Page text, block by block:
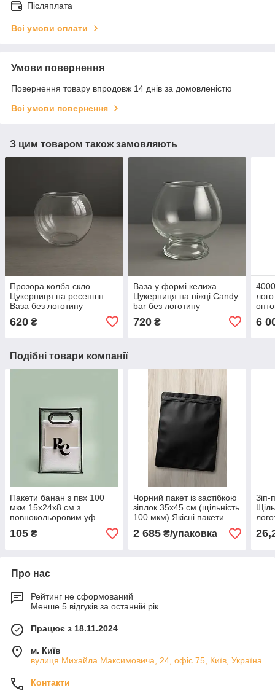
Післяплата
Всі умови оплати
Умови повернення
Повернення товару впродовж 14 днів за домовленістю
Всі умови повернення
З цим товаром також замовляють
Прозора колба скло
Цукерниця на ресепшн
Ваза без логотипу
620 ₴
Ваза у формі келиха
Цукерниця на ніжці Candy
bar без логотипу
720₴
лого
6
Подібні товари компанії
Пакети банан з пвх 100
мкм 15х24х8 см з
повнокольоровим уф
друком логотипу на
замовлення 20 шт.
105 ₴
Чорний пакет із застібкою
зіплок 35х45 см (щільність
100 мкм) Якісні пакети
гуртом 100 шт.
2 685₴/упаковка
Зіп-
під
шт.
Про нас
Рейтинг не сформований
Менше 5 відгуків за останній рік
Працює з 18.11.2024
м. Київ
вулиця Михайла Максимовича, 24, офіс 75, Київ, Україна
Контакти